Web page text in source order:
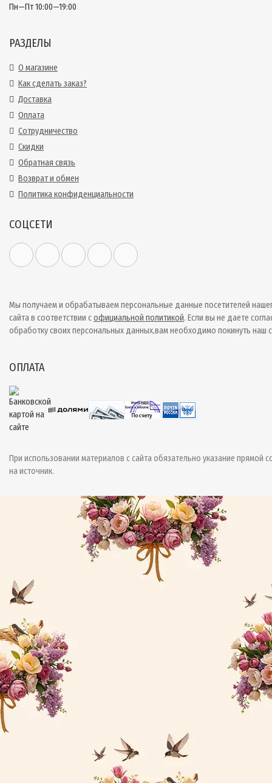
Пн—Пт 10:00—19:00
РАЗДЕЛЫ
О магазине
Как сделать заказ?
Доставка
Оплата
Сотрудничество
Скидки
Обратная связь
Возврат и обмен
Политика конфиденциальности
СОЦСЕТИ
Мы получаем и обрабатываем персональные данные посетителей
сайта в соответствии софициальной политикой. Если вы не даете
обработку своих персональных данных,вам необходимо покинуть наш
ОПЛАТА
При использовании материалов с сайта обязательно указание прямой
на источник.